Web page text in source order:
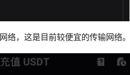
网络，这是目前较便宜的传输网络。